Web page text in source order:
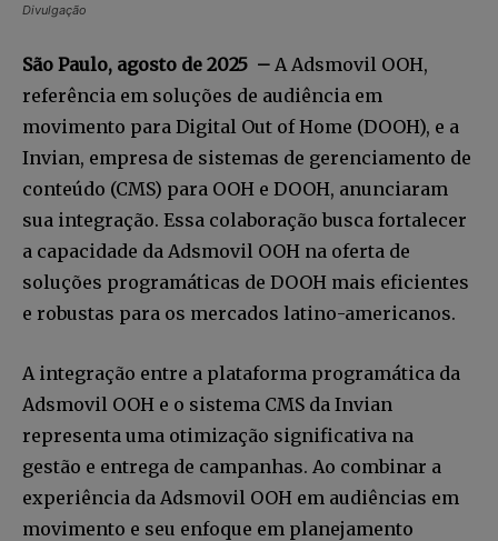
Divulgação
São Paulo, agosto de 2025 – A Adsmovil OOH,
referência em soluções de audiência em
movimento para Digital Out of Home (DOOH), e a
Invian, empresa de sistemas de gerenciamento de
conteúdo (CMS) para OOH e DOOH, anunciaram
sua integração. Essa colaboração busca fortalecer
a capacidade da Adsmovil OOH na oferta de
soluções programáticas de DOOH mais eficientes
e robustas para os mercados latino-americanos.
A integração entre a plataforma programática da
Adsmovil OOH e o sistema CMS da Invian
representa uma otimização significativa na
gestão e entrega de campanhas. Ao combinar a
experiência da Adsmovil OOH em audiências em
movimento e seu enfoque em planejamento